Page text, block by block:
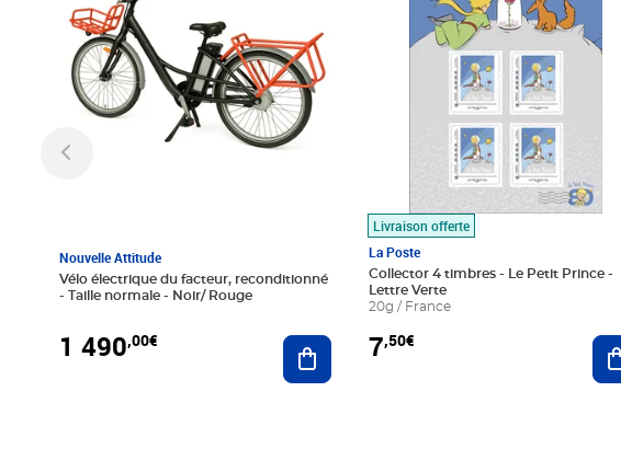
Nouvelle Attitude
Vélo électrique du facteur, reconditionné
- Taille normale - Noir/ Rouge
1 490,00€ Ajouter au panier
Livraison offerte
La Poste
Collector 4 timbres - Le Petit Prince -
Lettre Verte
20g / France
7,50€